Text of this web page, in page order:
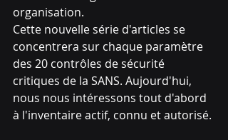
organisation.
Cette nouvelle série d'articles se
concentrera sur chaque paramètre
des 20 contrôles de sécurité
critiques de la SANS. Aujourd'hui,
nous nous intéressons tout d'abord
à l'inventaire actif, connu et autorisé.